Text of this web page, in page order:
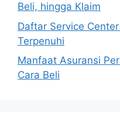
Beli, hingga Klaim
Daftar Service
Terpenuhi
Manfaat Asuransi
Cara Beli